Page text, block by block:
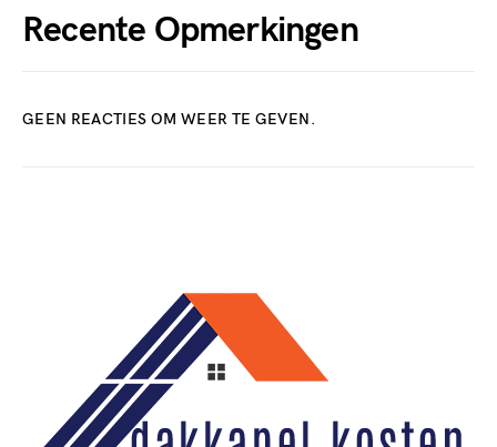
Recente Opmerkingen
GEEN REACTIES OM WEER TE GEVEN.